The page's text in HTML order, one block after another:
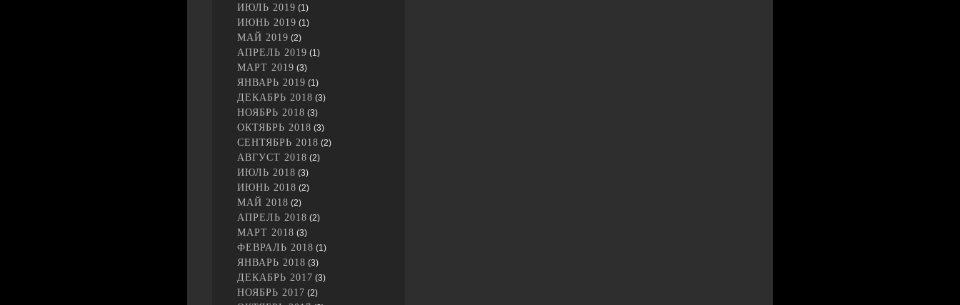
ИЮЛЬ 2019 (1)
ИЮНЬ 2019 (1)
МАЙ 2019 (2)
АПРЕЛЬ 2019 (1)
МАРТ 2019 (3)
ЯНВАРЬ 2019 (1)
ДЕКАБРЬ 2018 (3)
НОЯБРЬ 2018 (3)
ОКТЯБРЬ 2018 (3)
СЕНТЯБРЬ 2018 (2)
АВГУСТ 2018 (2)
ИЮЛЬ 2018 (3)
ИЮНЬ 2018 (2)
МАЙ 2018 (2)
АПРЕЛЬ 2018 (2)
МАРТ 2018 (3)
ФЕВРАЛЬ 2018 (1)
ЯНВАРЬ 2018 (3)
ДЕКАБРЬ 2017 (3)
НОЯБРЬ 2017 (2)